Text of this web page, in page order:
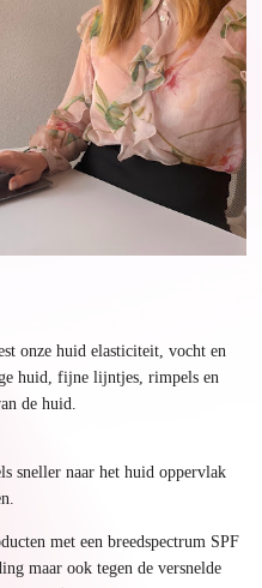
onze huid elasticiteit, vocht en
huid, fijne lijntjes, rimpels en
de huid.
sneller naar het huid oppervlak
met een breedspectrum SPF
maar ook tegen de versnelde